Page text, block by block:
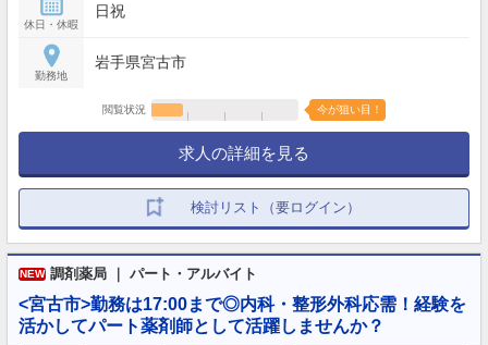
休日・休暇
日祝
勤務地
岩手県宮古市
閲覧状況 今が狙い目！
求人の詳細を見る
検討リスト（要ログイン）
NEW 調剤薬局 ｜ パート・アルバイト
<宮古市>勤務は17:00まで◎内科・整形外科応需！経験を
活かしてパート薬剤師として活躍しませんか？